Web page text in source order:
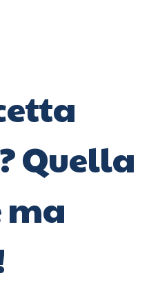
Quella
ma